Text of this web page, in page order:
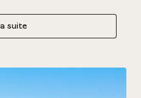
suite